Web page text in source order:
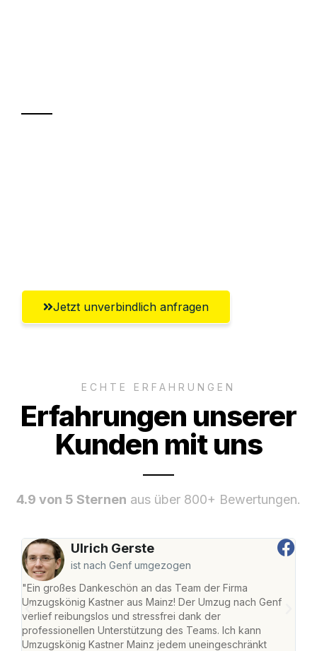
Jetzt unverbindlich anfragen
ECHTE ERFAHRUNGEN
Erfahrungen unserer
Kunden mit uns
4.9 von 5 Sternen aus über 800+ Bewertungen.
Ulrich Gerste
ist nach Genf umgezogen
"Ein großes Dankeschön an das Team der Firma
Umzugskönig Kastner aus Mainz! Der Umzug nach Genf
verlief reibungslos und stressfrei dank der
professionellen Unterstützung des Teams. Ich kann
Umzugskönig Kastner Mainz jedem uneingeschränkt